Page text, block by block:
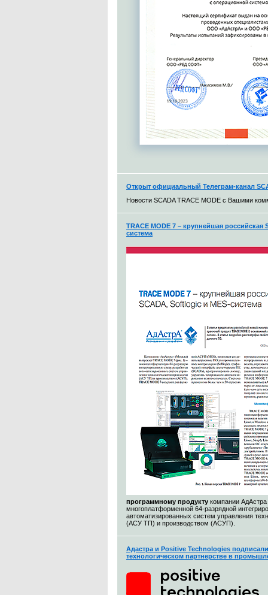
Открыт официальный Телеграм-канал
Новости SCADA TRACE MODE с Вашими
TRACE MODE 7 – крупнейшая российская
система
программному продукту компании
многоплатформенной 64-разрядной
автоматизированных систем управления
(АСУ ТП) и производством (АСУП).
Адастра и Positive Technologies
технологическом партнерстве в